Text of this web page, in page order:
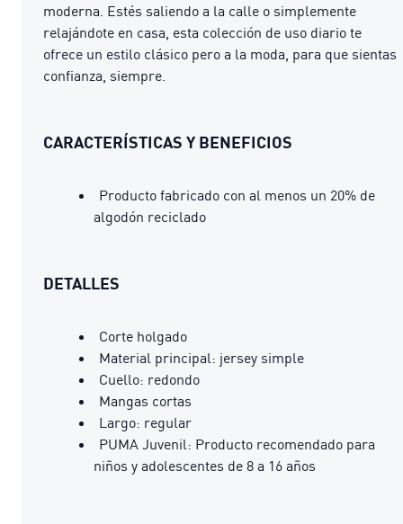
moderna. Estés saliendo a la calle o simplemente
relajándote en casa, esta colección de uso diario te
ofrece un estilo clásico pero a la moda, para que sientas
confianza, siempre.
CARACTERÍSTICAS Y BENEFICIOS
Producto fabricado con al menos un 20% de
algodón reciclado
DETALLES
Corte holgado
Material principal: jersey simple
Cuello: redondo
Mangas cortas
Largo: regular
PUMA Juvenil: Producto recomendado para
niños y adolescentes de 8 a 16 años